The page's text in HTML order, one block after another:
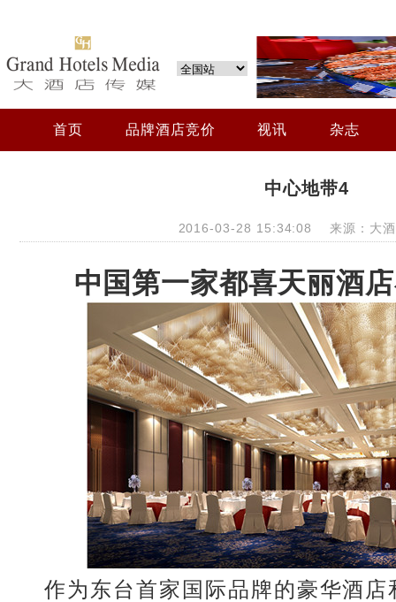
首页 品牌酒店竞价 视讯 杂志
中心地带4
2016-03-28 15:34:08 来源：大酒
中国第一家都喜天丽酒
作为东台首家国际品牌的豪华酒